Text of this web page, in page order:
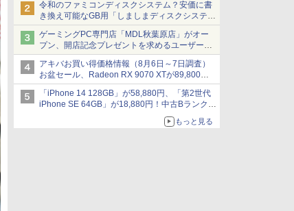
令和のファミコンディスクシステム？安価に書
き換え可能なGB用「しましまディスクシステ
ム」
ゲーミングPC専門店「MDL秋葉原店」がオー
プン、開店記念プレゼントを求めるユーザーが
押し寄せ長蛇の列に
アキバお買い得価格情報（8月6日～7日調査）
お盆セール、Radeon RX 9070 XTが89,800
円、水平周波数24.8kHz対応の17型モニターが
9,801円、暑さ指数連動セール ほか
「iPhone 14 128GB」が58,880円、「第2世代
iPhone SE 64GB」が18,880円！中古Bランク品
もっと見る